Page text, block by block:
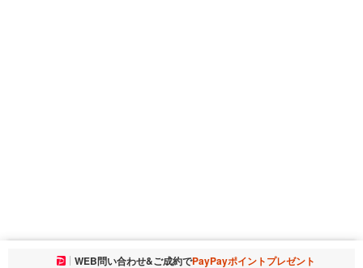
お気に入りに追加しました。 一覧を開く
WEB問い合わせ&ご成約でPayPayポイントプレゼント